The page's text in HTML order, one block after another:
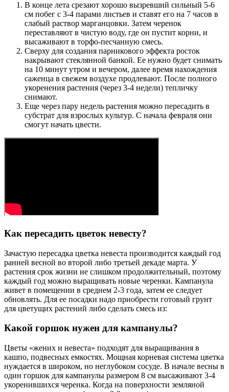
В конце лета срезают хорошо вызревший сильный 5-6
см побег с 3-4 парами листьев и ставят его на 7 часов в
слабый раствор марганцовки. Затем черенок
переставляют в чистую воду, где он пустит корни, и
высаживают в торфо-песчанную смесь.
Сверху для создания парникового эффекта росток
накрывают стеклянной банкой. Ее нужно будет снимать
на 10 минут утром и вечером, далее время нахождения
саженца в свежем воздухе продлевают. После полного
укоренения растения (через 3-4 недели) тепличку
снимают.
Еще через пару недель растения можно пересадить в
субстрат для взрослых культур. С начала февраля они
смогут начать цвести.
Как пересадить цветок невесту?
Зачастую пересадка цветка невеста производится каждый год
ранней весной во второй либо третьей декаде марта. У
растения срок жизни не слишком продолжительный, поэтому
каждый год можно выращивать новые черенки. Кампанула
живет в помещении в среднем 2-3 года, затем ее следует
обновлять. Для ее посадки надо приобрести готовый грунт
для цветущих растений либо сделать смесь из:
Какой горшок нужен для кампанулы?
Цветы «жених и невеста» подходят для выращивания в
кашпо, подвесных емкостях. Мощная корневая система цветка
нуждается в широком, но неглубоком сосуде. В начале весны в
один горшок для кампанулы размером 8 см высаживают 3-4
укоренившихся черенка. Когда на поверхности земляной